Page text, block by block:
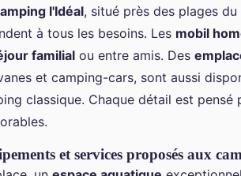
l'Idéal, situé près des plages du
à tous les besoins. Les mobil
familial ou entre amis. Des
et camping-cars, sont aussi
classique. Chaque détail est pensé
et services proposés aux